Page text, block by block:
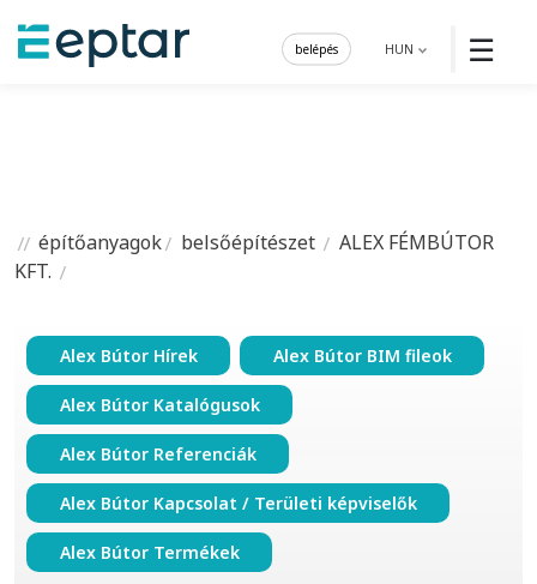
☰
HUN
belépés
építőanyagok belsőépítészet
ALEX FÉMBÚTOR
KFT.
Alex Bútor Hírek Alex Bútor BIM fileok
Alex Bútor Katalógusok
Alex Bútor Referenciák
Alex Bútor Kapcsolat / Területi képviselők
Alex Bútor Termékek